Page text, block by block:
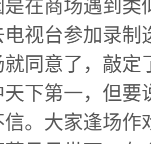
是在商场遇到
电视台参加录
同意了，敲定
下第一，但要
。大家逢场作